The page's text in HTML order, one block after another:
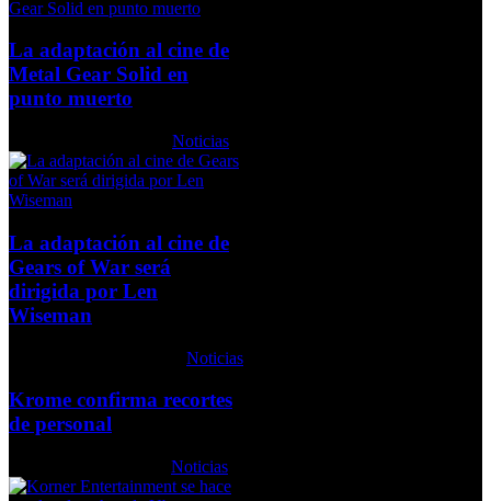
La adaptación al cine de
Metal Gear Solid en
punto muerto
Noticias
La adaptación al cine de
Gears of War será
dirigida por Len
Wiseman
Noticias
Krome confirma recortes
de personal
Noticias